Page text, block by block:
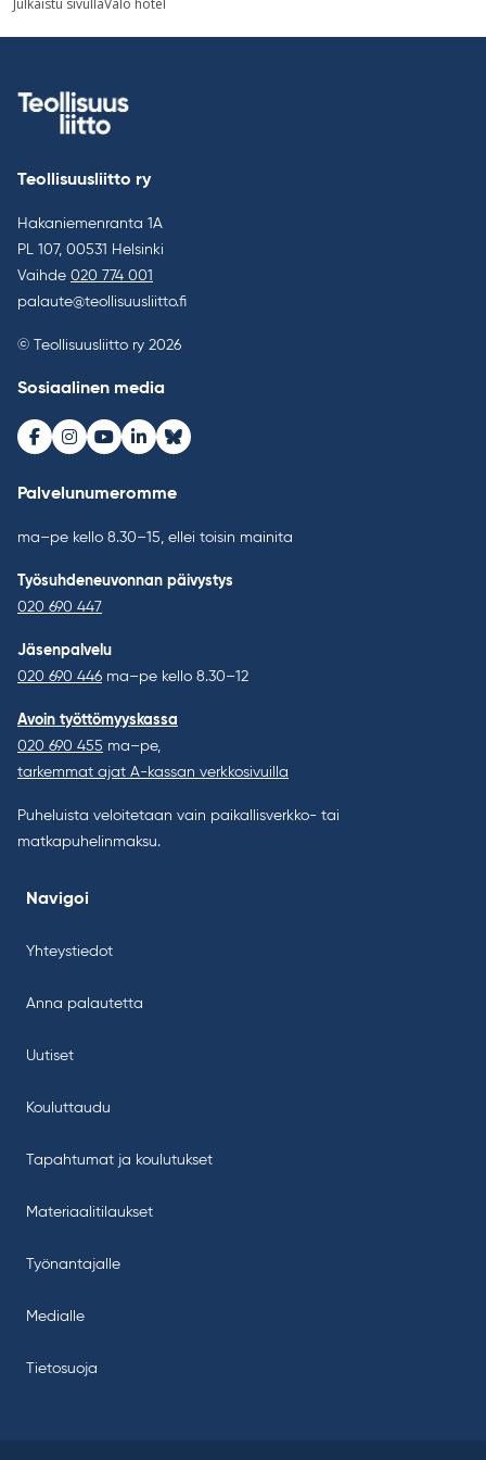
Teollisuusliitto ry
Hakaniemenranta 1A
PL 107, 00531 Helsinki
Vaihde 020 774 001
palaute@teollisuusliitto.fi
© Teollisuusliitto ry 2026
Sosiaalinen media
Facebook
Instagram
Youtube
LinkedInBluesky
Palvelunumeromme
ma–pe kello 8.30–15, ellei toisin mainita
Työsuhdeneuvonnan päivystys
020 690 447
Jäsenpalvelu
020 690 446 ma–pe kello 8.30–12
Avoin työttömyyskassa
020 690 455 ma–pe,
tarkemmat ajat A-kassan verkkosivuilla
Puheluista veloitetaan vain paikallisverkko- tai
matkapuhelinmaksu.
Navigoi
Yhteystiedot
Anna palautetta
Uutiset
Kouluttaudu
Tapahtumat ja koulutukset
Materiaalitilaukset
Työnantajalle
Medialle
Tietosuoja